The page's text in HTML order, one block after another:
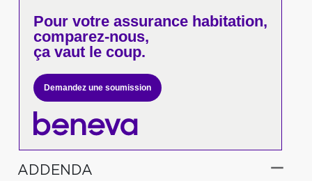
Pour votreassurance habitation,
comparez-nous,
ça vaut le coup.
Demandez une soumission
ADDENDA